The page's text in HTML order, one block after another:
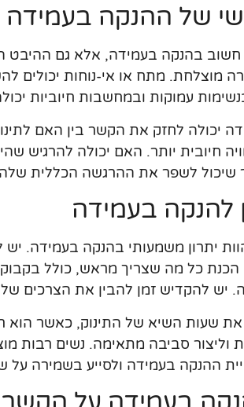
של ההנקה בעמידה
חשוב בהנקה בעמידה, אלא גם ההיבט
מוצלחת. מתח או אי-נוחות יכולים
עמוקות ובמחשבות חיוביות
יכולה לחזק את הקשר בין האם
חיובית יותר. האם יכולה להרגיש
שיכול לשפר את ההרגשה הכללית
להנקה בעמידה
יתרון משמעותי בהנקה בעמידה.
הכנת כל מה שצריך מראש, כולל
יש להקדיש זמן להבין את הצרכים של
שעות השיא של התינוק, כאשר הוא
וליצור סביבה מתאימה. נשים רבות
ההנקה בעמידה ולסייע בשמירה